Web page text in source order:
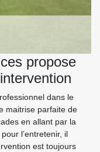
propose
dans le
maitrise parfaite de
en allant par la
l’entretenir, il
est toujours